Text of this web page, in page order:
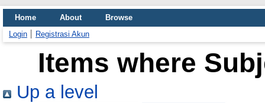
Home About
Browse
Login
Registrasi Akun
Items where
Up a level